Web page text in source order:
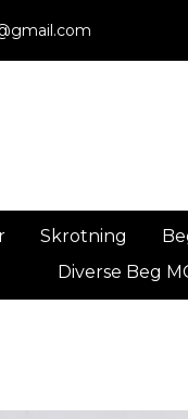
Skrotning
Diverse Beg